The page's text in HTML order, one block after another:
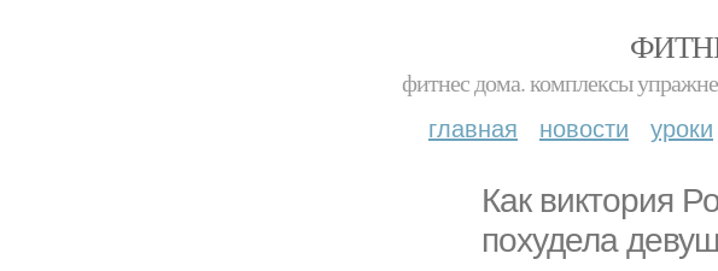
фитнес дома. комплексы
главная новости уроки
Как виктория
похудела